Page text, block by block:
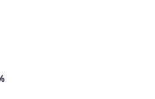
Preis: 39,99 €